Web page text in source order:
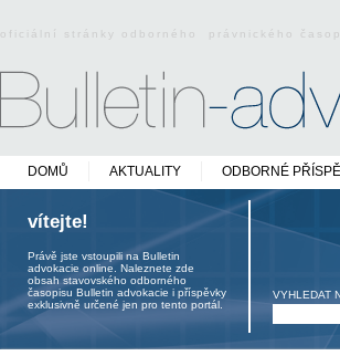
oficiální stránky odborného právnického
DOMŮ AKTUALITY ODBORNÉ
vítejte!
Právě jste vstoupili na Bulletin
advokacie online. Naleznete zde
obsah stavovského odborného
časopisu Bulletin advokacie i příspěvky
exklusivně určené jen pro tento portál.
VYHLEDAT